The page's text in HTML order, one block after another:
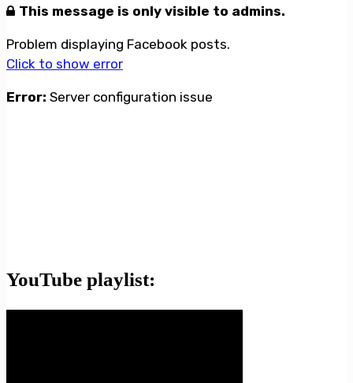
This message is only visible to admins.
Problem displaying Facebook posts.
Click to show error
Error: Server configuration issue
YouTube playlist: